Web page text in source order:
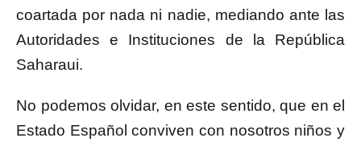
coartada por nada ni nadie, mediando ante las
Autoridades e Instituciones de la República
Saharaui.
No podemos olvidar, en este sentido, que en el
Estado Español conviven con nosotros niños y